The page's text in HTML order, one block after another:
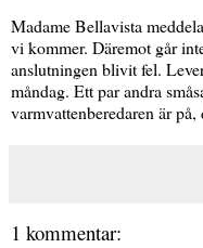
Madame Bellavista
vi kommer. Däremot går
anslutningen blivit fel.
måndag. Ett par andra
varmvattenberedaren är
1 kommentar: